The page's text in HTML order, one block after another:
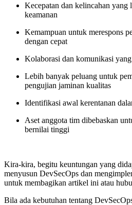
Kecepatan dan kelincahan
keamanan
Kemampuan untuk merespons
dengan cepat
Kolaborasi dan komunikasi
Lebih banyak peluang untuk
pengujian jaminan kualitas
Identifikasi awal kerentanan
Aset anggota tim dibebaskan
bernilai tinggi
Kira-kira, begitu keuntungan yang
menyusun DevSecOps dan
untuk membagikan artikel ini atau
Bila ada kebutuhan tentang